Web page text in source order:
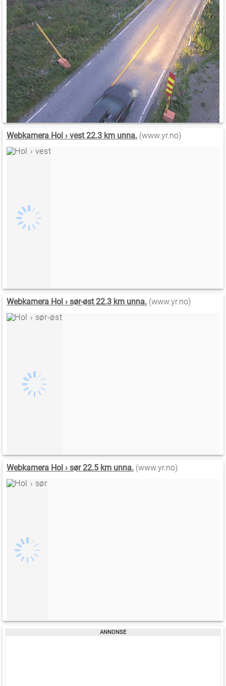
Webkamera Hol › vest 22.3 km unna. (www.yr.no)
Webkamera Hol › sør-øst 22.3 km unna. (www.yr.no)
Webkamera Hol › sør 22.5 km unna. (www.yr.no)